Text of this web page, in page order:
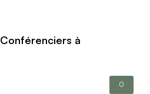
Conférenciers à
0